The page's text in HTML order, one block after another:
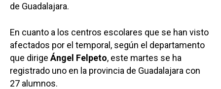
de Guadalajara.
En cuanto a los centros escolares que se han visto
afectados por el temporal, según el departamento
que dirige Ángel Felpeto, este martes se ha
registrado uno en la provincia de Guadalajara con
27 alumnos.